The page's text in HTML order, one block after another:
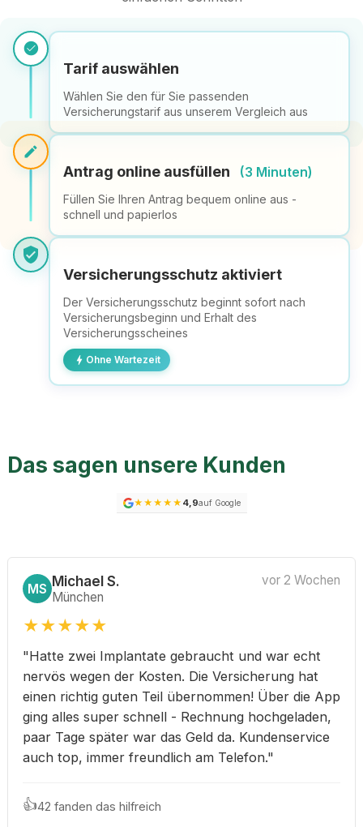
check_circle
Tarif auswählen
Wählen Sie den für Sie passenden
Versicherungstarif aus unserem Vergleich aus
edit
Antrag online ausfüllen (3 Minuten)
Füllen Sie Ihren Antrag bequem online aus -
schnell und papierlos
verified_user
Versicherungsschutz aktiviert
Der Versicherungsschutz beginnt sofort nach
Versicherungsbeginn und Erhalt des
Versicherungsscheines
bolt Ohne Wartezeit
Das sagen unsere Kunden
★ ★ ★ ★ ★ 4,9auf Google
MS Michael S.
München
vor 2 Wochen
★★★★★
"Hatte zwei Implantate gebraucht und war echt
nervös wegen der Kosten. Die Versicherung hat
einen richtig guten Teil übernommen! Über die App
ging alles super schnell - Rechnung hochgeladen,
paar Tage später war das Geld da. Kundenservice
auch top, immer freundlich am Telefon."
👍42 fanden das hilfreich